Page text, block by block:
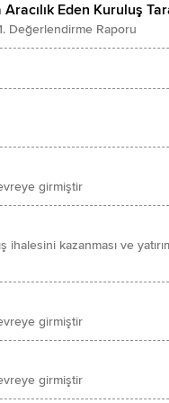
Eden Kuruluş
Değerlendirme Raporu
girmiştir
kazanması ve
girmiştir
girmiştir